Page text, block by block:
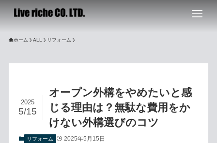
ホーム ALL リフォーム
オープン外構をやめたいと感
じる理由は？無駄な費用をか
けない外構選びのコツ
2025
5/15
リフォーム 2025年5月15日